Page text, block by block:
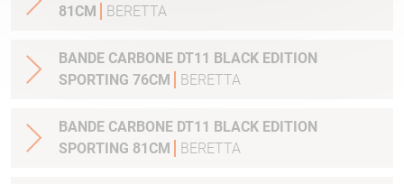
81CM
BERETTA
BANDE CARBONE DT11 BLACK EDITION
SPORTING 76CM
BERETTA
BANDE CARBONE DT11 BLACK EDITION
SPORTING 81CM
BERETTA